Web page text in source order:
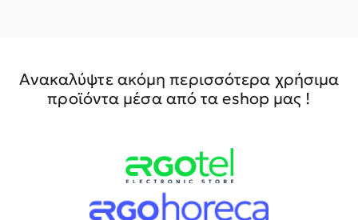
Ανακαλύψτε ακόμη περισσότερα χρήσιμα
προϊόντα μέσα από τα eshop μας !